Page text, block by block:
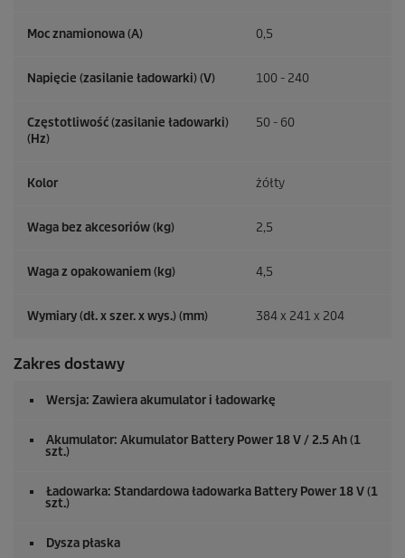
Moc znamionowa (A) 0,5
Napięcie (zasilanie ładowarki) (V) 100 - 240
Częstotliwość (zasilanie ładowarki)
(Hz)
50 - 60
Kolor żółty
Waga bez akcesoriów (kg) 2,5
Waga z opakowaniem (kg) 4,5
Wymiary (dł. x szer. x wys.) (mm) 384 x 241 x 204
Zakres dostawy
Wersja: Zawiera akumulator i ładowarkę
Akumulator: Akumulator Battery Power 18 V / 2.5 Ah (1
szt.)
Ładowarka: Standardowa ładowarka Battery Power 18 V (1
szt.)
Dysza płaska